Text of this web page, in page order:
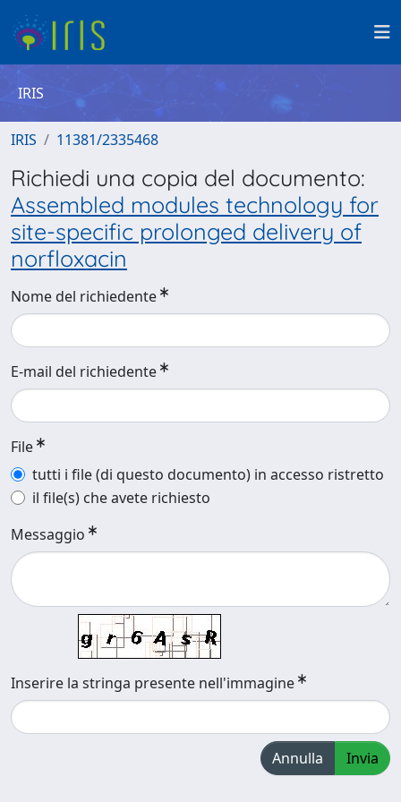
IRIS
IRIS 11381/2335468
Richiedi una copia del documento:
Assembled modules technology for
site-specific prolonged delivery of
norfloxacin
Nome del richiedente
E-mail del richiedente
File
tutti i file (di questo documento) in accesso ristretto
il file(s) che avete richiesto
Messaggio
Inserire la stringa presente nell'immagine
Annulla Invia